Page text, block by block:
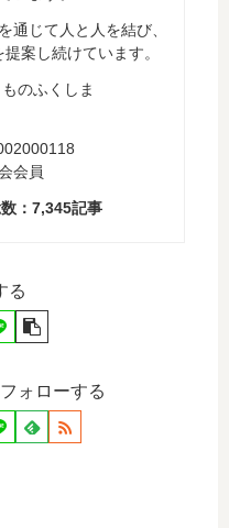
通じて人と人を結び、
案し続けています。
のふくしま
会員
： 7,345記事
る
ォローする